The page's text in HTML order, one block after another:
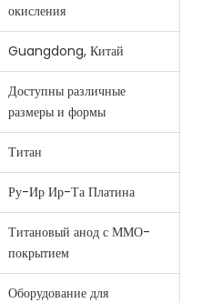
окисления
Guangdong, Китай
Доступны различные
размеры и формы
Титан
Ру-Ир Ир-Та Платина
Титановый анод с ММО-
покрытием
Оборудование для